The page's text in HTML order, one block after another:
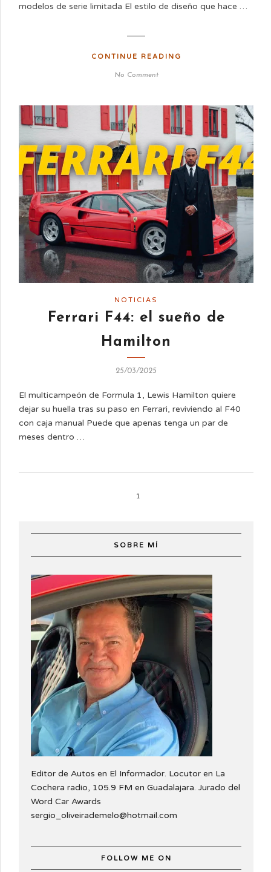
modelos de serie limitada El estilo de diseño que hace …
CONTINUE READING
No Comment
NOTICIAS
Ferrari F44: el sueño de
Hamilton
25/03/2025
El multicampeón de Formula 1, Lewis Hamilton quiere
dejar su huella tras su paso en Ferrari, reviviendo al F40
con caja manual Puede que apenas tenga un par de
meses dentro …
1
SOBRE MÍ
Editor de Autos en El Informador. Locutor en La
Cochera radio, 105.9 FM en Guadalajara. Jurado del
Word Car Awards
sergio_oliveirademelo@hotmail.com
FOLLOW ME ON